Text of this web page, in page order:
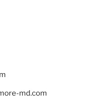
md.com